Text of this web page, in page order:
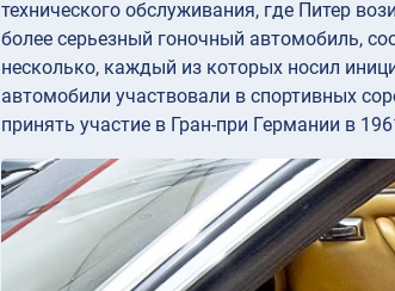
технического обслуживания, где Питер
более серьезный гоночный автомобиль,
несколько, каждый из которых носил
автомобили участвовали в спортивных
принять участие в Гран-при Германии в